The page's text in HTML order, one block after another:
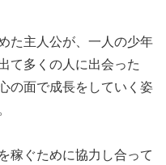
た主人公が、一人の少年
て多くの人に出会った
の面で成長をしていく姿
稼ぐために協力し合って